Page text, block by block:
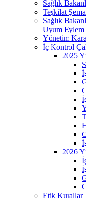
Sağlık
Teşkilat
Sağlık
Uyum Eylem
Yönetim
İç Kontrol
2025
2026
Etik Kurallar